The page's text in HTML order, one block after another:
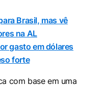
Brasil, mas vê
na AL
gasto em dólares
forte
com base em uma